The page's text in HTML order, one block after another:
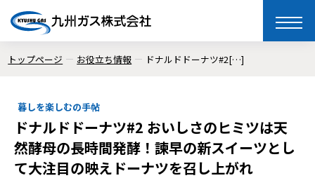
toggle
トップページ お役立ち情報 ドナルドドーナツ#2[…]
暮しを楽しむの手帖
ドナルドドーナツ#2 おいしさのヒミツは天
然酵母の長時間発酵！諫早の新スイーツとし
て大注目の映えドーナツを召し上がれ